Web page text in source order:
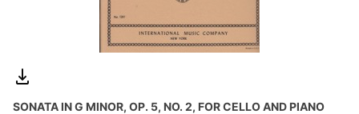
SONATA IN G MINOR, OP. 5, NO. 2, FOR CELLO AND PIANO